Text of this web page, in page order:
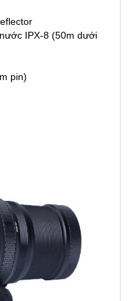
IPX-8 (50m dưới
pin)